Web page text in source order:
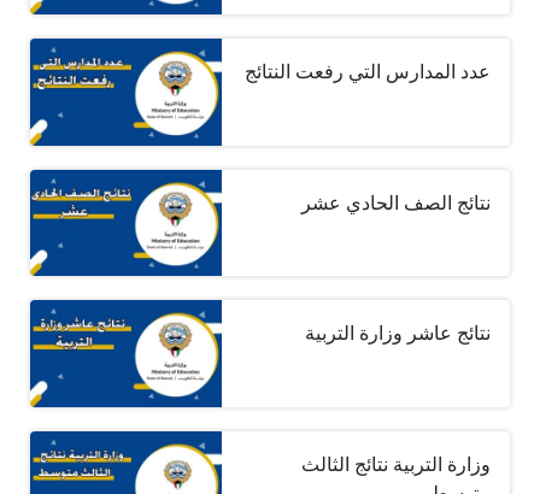
عدد المدارس التي رفعت النتائج
نتائج الصف الحادي عشر
نتائج عاشر وزارة التربية
وزارة التربية نتائج الثالث